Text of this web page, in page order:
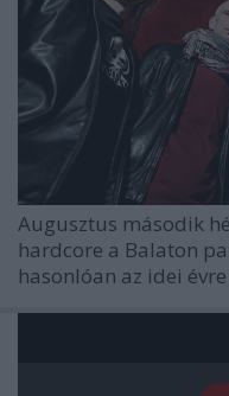
Augusztus második
hardcore a Balaton
hasonlóan az idei